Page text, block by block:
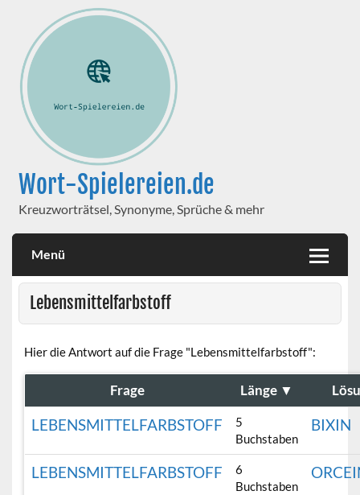
Wort-Spielereien.de
Kreuzworträtsel, Synonyme, Sprüche & mehr
Menü
Lebensmittelfarbstoff
Hier die Antwort auf die Frage "Lebensmittelfarbstoff":
Frage Länge ▼
LEBENSMITTELFARBSTOFF
5
Buchstaben
BIXIN
LEBENSMITTELFARBSTOFF
6
Buchstaben